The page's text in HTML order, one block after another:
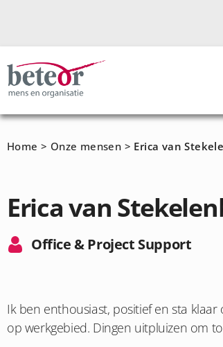
Home > Onze mensen > Erica van
Erica van
Office & Project Support
Ik ben enthousiast, positief en sta
op werkgebied. Dingen uitpluizen om